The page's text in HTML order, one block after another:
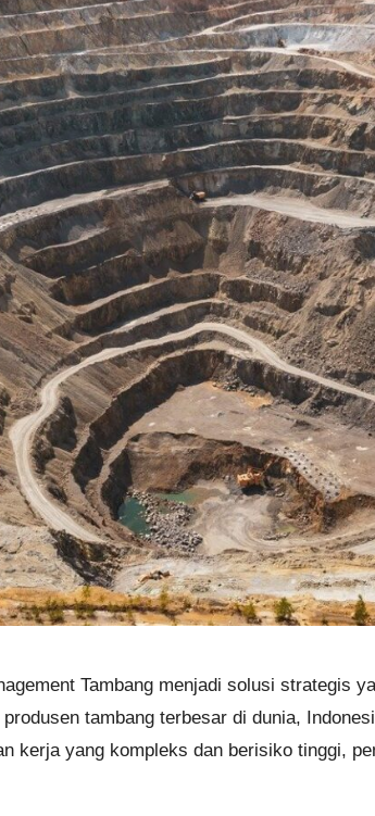
Tambang menjadi solusi strategis
tambang terbesar di dunia,
kerja yang kompleks dan berisiko tinggi,